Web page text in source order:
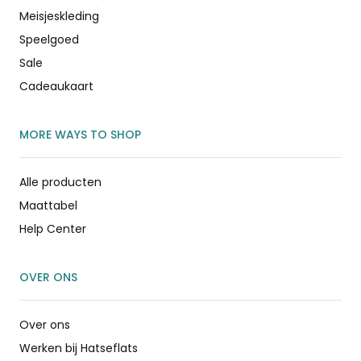
Meisjeskleding
Speelgoed
Sale
Cadeaukaart
MORE WAYS TO SHOP
Alle producten
Maattabel
Help Center
OVER ONS
Over ons
Werken bij Hatseflats